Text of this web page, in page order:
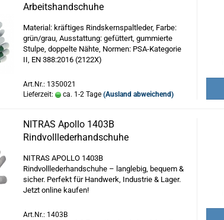
Arbeitshandschuhe
Material: kräftiges Rindskernspaltleder, Farbe:
grün/grau, Ausstattung: gefüttert, gummierte
Stulpe, doppelte Nähte, Normen: PSA-Kategorie
II, EN 388:2016 (2122X)
Art.Nr.: 1350021
Lieferzeit:
ca. 1-2 Tage (Ausland abweichend)
NITRAS Apollo 1403B
Rindvolllederhandschuhe
NITRAS APOLLO 1403B
Rindvolllederhandschuhe – langlebig, bequem &
sicher. Perfekt für Handwerk, Industrie & Lager.
Jetzt online kaufen!
Art.Nr.: 1403B